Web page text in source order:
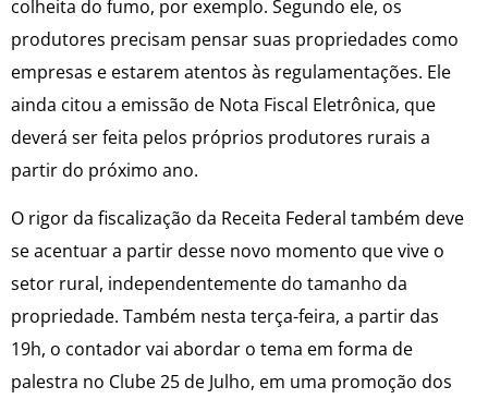
colheita do fumo, por exemplo. Segundo ele, os
produtores precisam pensar suas propriedades como
empresas e estarem atentos às regulamentações. Ele
ainda citou a emissão de Nota Fiscal Eletrônica, que
deverá ser feita pelos próprios produtores rurais a
partir do próximo ano.
O rigor da fiscalização da Receita Federal também deve
se acentuar a partir desse novo momento que vive o
setor rural, independentemente do tamanho da
propriedade. Também nesta terça-feira, a partir das
19h, o contador vai abordar o tema em forma de
palestra no Clube 25 de Julho, em uma promoção dos